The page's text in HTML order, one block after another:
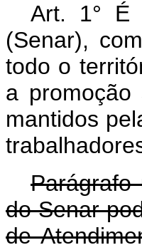
Art. 1° É
(Senar),
todo o
a promoção
mantidos
do Senar
de